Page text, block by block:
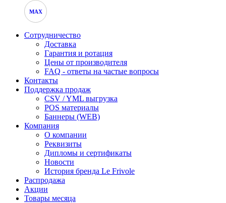
MAX
Сотрудничество
Доставка
Гарантия и ротация
Цены от производителя
FAQ - ответы на частые вопросы
Контакты
Поддержка продаж
CSV / YML выгрузка
POS материалы
Баннеры (WEB)
Компания
О компании
Реквизиты
Дипломы и сертификаты
Новости
История бренда Le Frivole
Распродажа
Акции
Товары месяца